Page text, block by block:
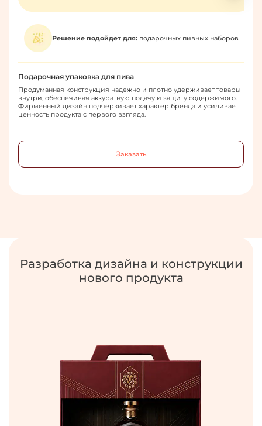
Решение подойдет для:подарочных пивных наборов
Подарочная упаковка для пива
Продуманная конструкция надежно и плотно удерживает товары
внутри, обеспечивая аккуратную подачу и защиту содержимого.
Фирменный дизайн подчёркивает характер бренда и усиливает
ценность продукта с первого взгляда.
Заказать
Разработка дизайна и конструкции
нового продукта